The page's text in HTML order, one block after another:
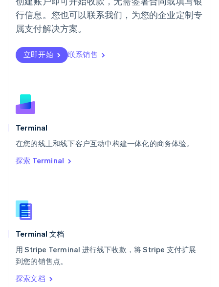
行信息。您也可以联系我们，为您的企业定制专
属支付解决方案。
立即开始 联系销售
Terminal
在您的线上和线下客户互动中构建一体化的商务体验。
探索 Terminal
Terminal 文档
用 Stripe Terminal 进行线下收款，将 Stripe 支付扩展
到您的销售点。
探索文档
Português English
日本
日本語English
瑞典
瑞士
DeutschFrançais
斯洛伐克
English
斯洛文尼亚
泰国
ไทยEnglish
English
English
新西兰
匈牙利
意大利
ItalianoEnglish
印度
English